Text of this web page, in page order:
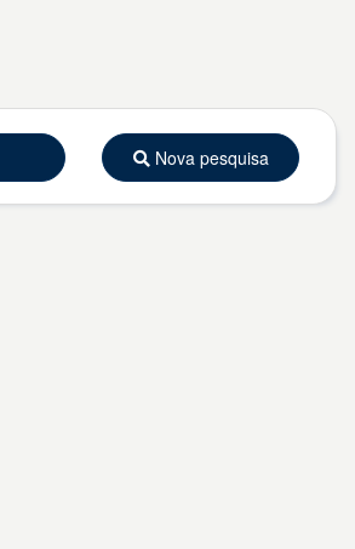
Nova pesquisa